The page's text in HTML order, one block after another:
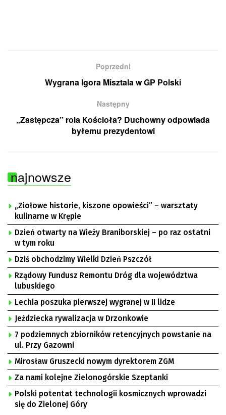
Poprzedni
Wygrana Igora Misztala w GP Polski
Następny
„Zastępcza” rola Kościoła? Duchowny odpowiada
byłemu prezydentowi
najnowsze
„Ziołowe historie, kiszone opowieści” – warsztaty
kulinarne w Krępie
Dzień otwarty na Wieży Braniborskiej – po raz ostatni
w tym roku
Dziś obchodzimy Wielki Dzień Pszczół
Rządowy Fundusz Remontu Dróg dla województwa
lubuskiego
Lechia poszuka pierwszej wygranej w II lidze
Jeździecka rywalizacja w Drzonkowie
7 podziemnych zbiorników retencyjnych powstanie na
ul. Przy Gazowni
Mirosław Gruszecki nowym dyrektorem ZGM
Za nami kolejne Zielonogórskie Szeptanki
Polski potentat technologii kosmicznych wprowadzi
się do Zielonej Góry